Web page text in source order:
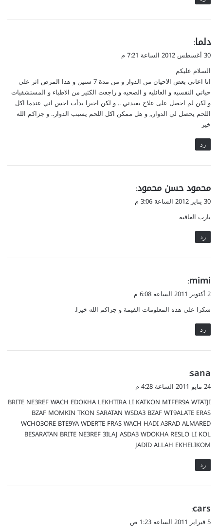
ي
ق
ل
دلما:
30 أغسطس 2012 الساعة 7:21 م
السلام عليكم
انا اعاني بعض الاحيان من الدوار و من مدة 7 سنين و هذا المرض اثر على
حياتي النفسيه و العائليه و الصحيه و راجعت الكثير من الاطباء و المستشفيات
و لكن لم احصل على علاج يفيدني .. و لكن اخيرا بدأت احس اني عندما اكل
اللحم يحصل لي الدوار,, و هل ممكن اكل اللحم يسبب الدوار.. و جزاكم الله
خير
رد
ي
ق
ل
محمود حسن محمود:
30 يناير 2012 الساعة 3:06 م
يارب العافيه
رد
ي
ق
ل
mimi
:
2 أكتوبر 2011 الساعة 6:08 م
شكرا على هذه المعلومات القيمة و جزاكم الله خيرا.
رد
ي
ق
ل
sana
:
24 مايو 2011 الساعة 4:28 م
BRITE NE3REF WACH EDOKHA LEKHTIRA LI KATKON MTFER9A WTATJI
BZAF MOMKIN TKON SARATAN WSDA3 BZAF WT9ALATE ERAS
WCHO3ORE BTE9YA WDERTE FRAS WACH HADI A3RAD ALMARED
BESARATAN BRITE NE3REF 3ILAJ ASDA3 WDOKHA RESLO LI KOL
JADID ALLAH EKHELIKOM
رد
ي
ق
cars
:
5 فبراير 2011 الساعة 1:23 ص